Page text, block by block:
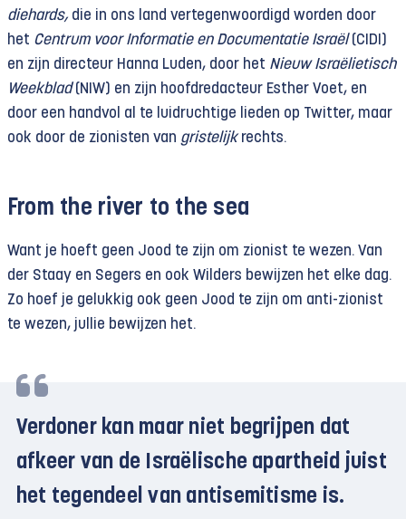
diehards, die in ons land vertegenwoordigd worden door
het Centrum voor Informatie en Documentatie Israël(CIDI)
en zijn directeur Hanna Luden, door het Nieuw Israëlietisch
Weekblad(NIW) en zijn hoofdredacteur Esther Voet, en
door een handvol al te luidruchtige lieden op Twitter, maar
ook door de zionisten van gristelijkrechts.
From the river to the sea
Want je hoeft geen Jood te zijn om zionist te wezen. Van
der Staay en Segers en ook Wilders bewijzen het elke dag.
Zo hoef je gelukkig ook geen Jood te zijn om anti-zionist
te wezen, jullie bewijzen het.
Verdoner kan maar niet begrijpen dat
afkeer van de Israëlische apartheid juist
het tegendeel van antisemitisme is.